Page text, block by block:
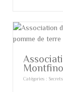
Catégories :